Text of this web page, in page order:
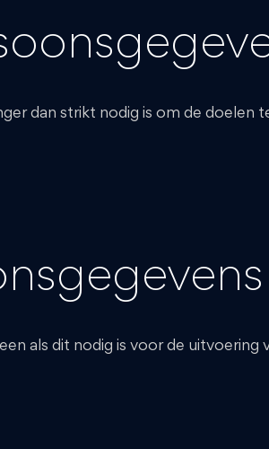
dan strikt nodig is om de doelen
als dit nodig is voor de